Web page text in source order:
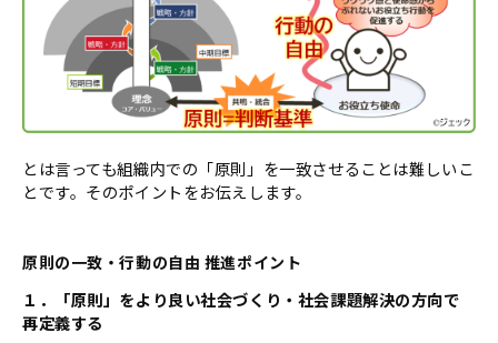
とは言っても組織内での「原則」を一致させることは難しいこ
とです。そのポイントをお伝えします。
原則の一致・行動の自由 推進ポイント
１．「原則」をより良い社会づくり・社会課題解決の方向で
再定義する